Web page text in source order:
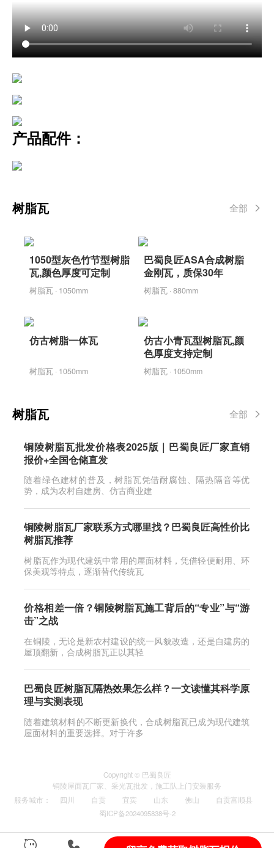
产品配件：
树脂瓦 全部
1050型灰色竹节型树脂
瓦,颜色厚度可定制
树脂瓦 · 1050mm
巴蜀良匠ASA合成树脂
金刚瓦，质保30年
树脂瓦 · 880mm
仿古树脂一体瓦
树脂瓦 · 1050mm
仿古小青瓦型树脂瓦,颜
色厚度支持定制
树脂瓦 · 1050mm
树脂瓦 全部
铜陵树脂瓦批发价格表2025版｜巴蜀良匠厂家直销
报价+全国仓储直发
随着绿色建材的普及，树脂瓦凭借耐腐蚀、隔热隔音等优
势，成为农村自建房、仿古商业建
铜陵树脂瓦厂家联系方式哪里找？巴蜀良匠高性价比
树脂瓦推荐
树脂瓦作为现代建筑中常用的屋面材料，凭借轻便耐用、环
保美观等特点，逐渐替代传统瓦
价格相差一倍？铜陵树脂瓦施工背后的“专业”与“游
击”之战
在铜陵，无论是新农村建设的统一风貌改造，还是自建房的
屋顶翻新，合成树脂瓦正以其轻
巴蜀良匠树脂瓦隔热效果怎么样？一文读懂其科学原
理与实测表现
随着建筑材料的不断更新换代，合成树脂瓦已成为现代建筑
屋面材料的重要选择。对于许多
Copyright © 巴蜀良匠
铜陵屋面瓦厂家 采光瓦批发，施工队上门安装服务
服务城市 ： 四川 自贡 宜宾 山东 佛山
自贡富顺县
蜀ICP备2024095838号-2